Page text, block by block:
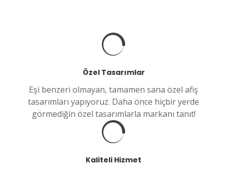
Özel Tasarımlar
Eşi benzeri olmayan, tamamen sana özel afiş
tasarımları yapıyoruz. Daha önce hiçbir yerde
görmediğin özel tasarımlarla markanı tanıt!
Kaliteli Hizmet